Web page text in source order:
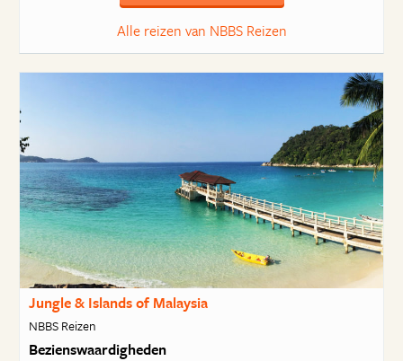
Alle reizen van NBBS Reizen
Jungle & Islands of Malaysia
NBBS Reizen
Bezienswaardigheden